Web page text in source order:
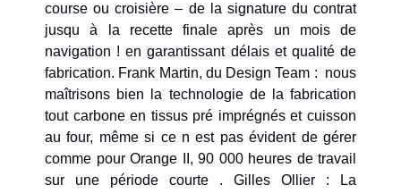
course ou croisière – de la signature du contrat
jusqu à la recette finale après un mois de
navigation ! en garantissant délais et qualité de
fabrication. Frank Martin, du Design Team : nous
maîtrisons bien la technologie de la fabrication
tout carbone en tissus pré imprégnés et cuisson
au four, même si ce n est pas évident de gérer
comme pour Orange II, 90 000 heures de travail
sur une période courte . Gilles Ollier : La